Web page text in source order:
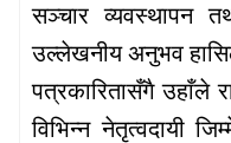
सञ्चार व्यवस्थापन
उल्लेखनीय अनुभव
पत्रकारितासँगै उहाँले
विभिन्न नेतृत्वदायी